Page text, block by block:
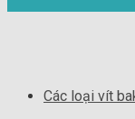
Các loại vít